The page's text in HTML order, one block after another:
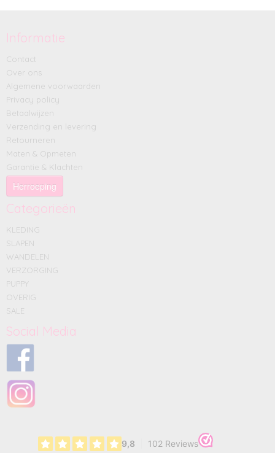
Informatie
Contact
Over ons
Algemene voorwaarden
Privacy policy
Betaalwijzen
Verzending en levering
Retourneren
Maten & Opmeten
Garantie & Klachten
Herroeping
Categorieën
KLEDING
SLAPEN
WANDELEN
VERZORGING
PUPPY
OVERIG
SALE
Social Media